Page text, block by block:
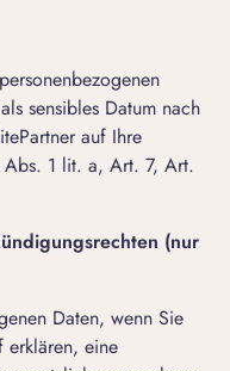
sensibles Datum nach
auf Ihre
1 lit. a, Art. 7, Art.
(nur
Daten, wenn Sie
erklären, eine